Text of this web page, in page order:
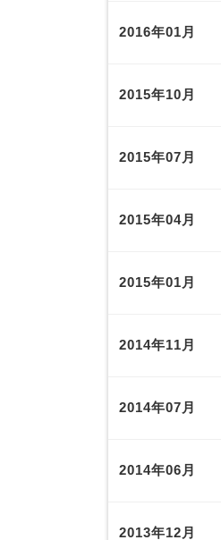
2016年01月
2015年10月
2015年07月
2015年04月
2015年01月
2014年11月
2014年07月
2014年06月
2013年12月